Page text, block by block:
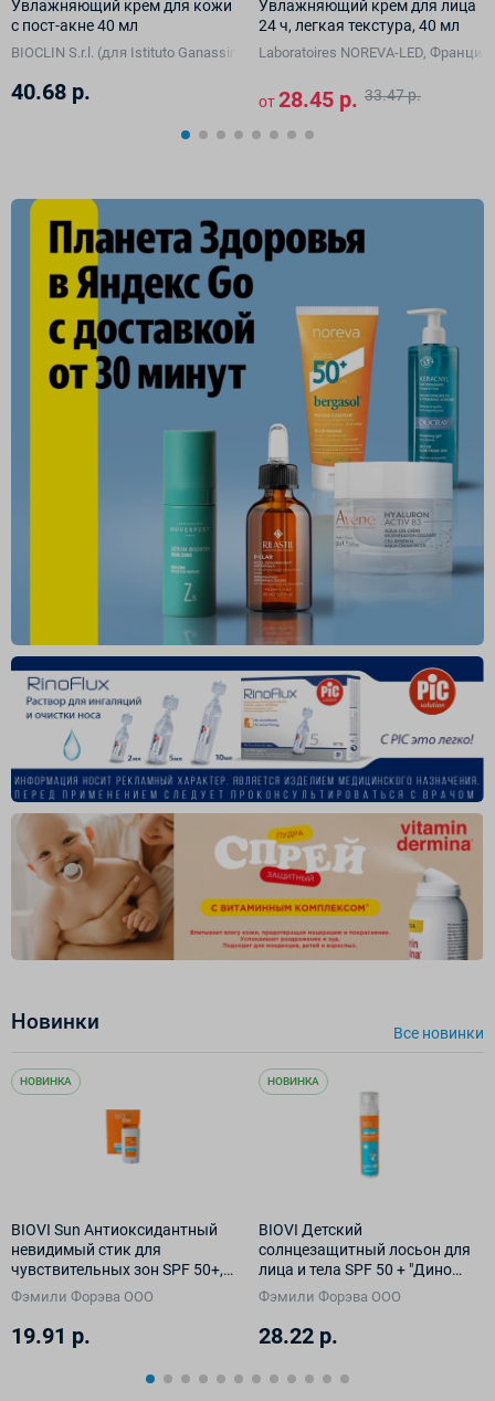
GmbH, Германия)
Увлажняющий крем для кожи
с пост-акне 40 мл
BIOCLIN S.r.l. (для Istituto Ganassini S.p.A. di Ricerche Biochimiche, Италия)
40.68 р.
Увлажняющий крем для лица
24 ч, легкая текстура, 40 мл
Laboratoires NOREVA-LED, Франция
от28.45 р. 33.47 р.
Новинки Все новинки
НОВИНКА
BIOVI Sun Антиоксидантный
невидимый стик для
чувствительных зон SPF 50+,
14 г
Фэмили Форэва ООО
19.91 р.
НОВИНКА
BIOVI Детский
солнцезащитный лосьон для
лица и тела SPF 50 + "Дино
Защита" 100 мл
Фэмили Форэва ООО
28.22 р.